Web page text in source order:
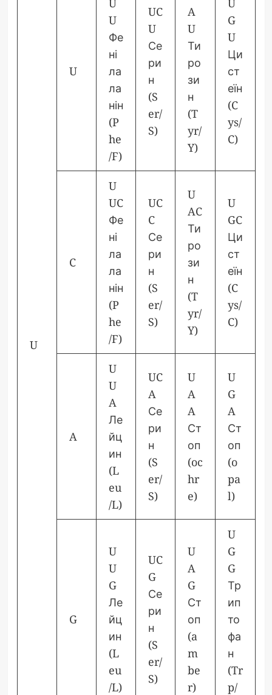
U
U
U
U
Фе
ні
ла
ла
нін
(P
he
/F)
UC
U
Се
ри
н
(S
er/
S)
A
U
Ти
ро
зи
н
(T
yr/
Y)
U
G
U
Ци
ст
еїн
(C
ys/
C)
C
U
UC
Фе
ні
ла
ла
нін
(P
he
/F)
UC
C
Се
ри
н
(S
er/
S)
U
AC
Ти
ро
зи
н
(T
yr/
Y)
U
GC
Ци
ст
еїн
(C
ys/
C)
A
U
U
A
Ле
йц
ин
(L
eu
/L)
UC
A
Се
ри
н
(S
er/
S)
U
A
A
Ст
оп
(oc
hr
e)
U
G
A
Ст
оп
(o
pa
l)
G
U
U
G
Ле
йц
ин
(L
eu
/L)
UC
G
Се
ри
н
(S
er/
S)
U
A
G
Ст
оп
(a
m
be
r)
U
G
G
Тр
ип
то
фа
н
(Tr
p/